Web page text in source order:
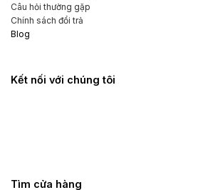
Câu hỏi thường gặp
Chính sách đổi trả
Blog
Kết nối với chúng tôi
Tìm cửa hàng